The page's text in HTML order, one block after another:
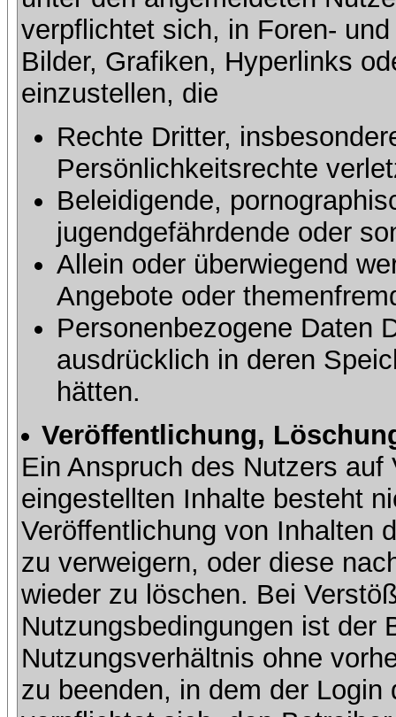
verpflichtet sich, in Foren-
Bilder, Grafiken, Hyperlinks
einzustellen, die
Rechte Dritter,
Persönlichkeitsrechte
Beleidigende,
jugendgefährdende oder
Allein oder überwiegend
Angebote oder
Personenbezogene Daten
ausdrücklich in deren
hätten.
Veröffentlichung,
Ein Anspruch des Nutzers
eingestellten Inhalte besteht
Veröffentlichung von Inhalten
zu verweigern, oder diese
wieder zu löschen. Bei
Nutzungsbedingungen ist der
Nutzungsverhältnis ohne
zu beenden, in dem der